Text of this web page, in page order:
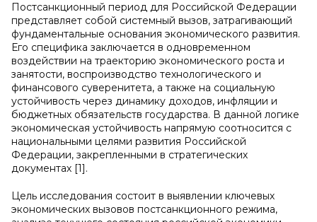
Постсанкционный период для Российской Федерации
представляет собой системный вызов, затрагивающий
фундаментальные основания экономического развития.
Его специфика заключается в одновременном
воздействии на траекторию экономического роста и
занятости, воспроизводство технологического и
финансового суверенитета, а также на социальную
устойчивость через динамику доходов, инфляции и
бюджетных обязательств государства. В данной логике
экономическая устойчивость напрямую соотносится с
национальными целями развития Российской
Федерации, закрепленными в стратегических
документах [1].
Цель исследования состоит в выявлении ключевых
экономических вызовов постсанкционного режима,